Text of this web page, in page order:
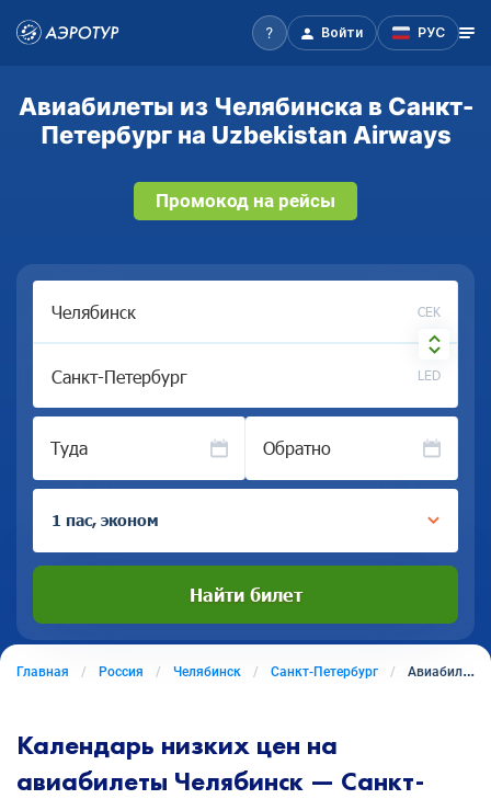
Войти РУС
Авиабилеты из Челябинска в Санкт-
Петербург на Uzbekistan Airways
Промокод на рейсы
CEK
LED
Туда Обратно
1 пас, эконом
Найти билет
Главная Россия Челябинск Санкт-Петербург Авиабилеты из Челябинска в Санкт-Петербург
Календарь низких цен на
авиабилеты Челябинск — Санкт-